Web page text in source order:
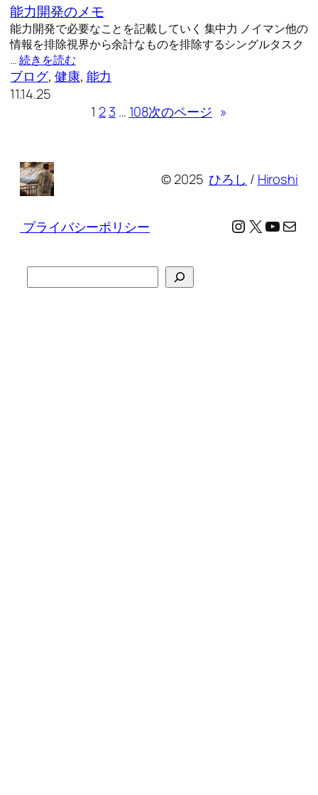
能力開発のメモ
能力開発で必要なことを記載していく 集中力 ノイマン他の
情報を排除視界から余計なものを排除するシングルタスク
…続きを読む
ブログ, 健康, 能力
11.14.25
1 23 … 108次のページ »
© 2025ひろし / Hiroshi
プライバシーポリシー Instagram
X メール
索